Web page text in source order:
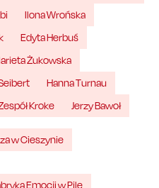
Ilona Wrońska
Edyta Herbuś
Żukowska
Hanna Turnau
Kroke Jerzy Bawoł
w Cieszynie
Emocji w Pile